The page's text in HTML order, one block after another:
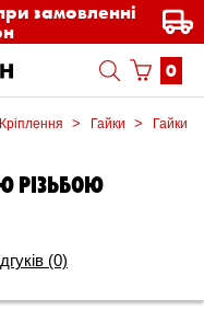
замовленні
0
Кріплення Гайки Гайки
РІЗЬБОЮ
(0)